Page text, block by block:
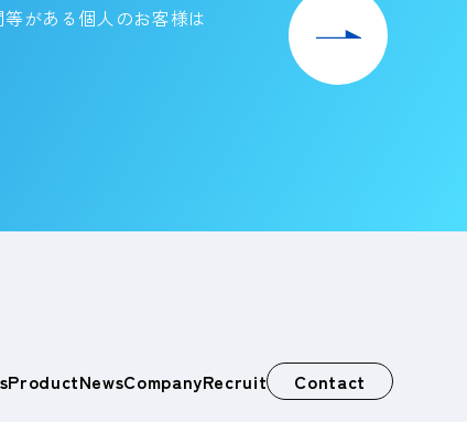
がある個人のお客様は
ProductNewsCompanyRecruit Contact